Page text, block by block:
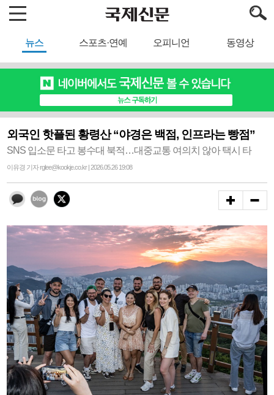
뉴스 스포츠·연예 오피니언 동영상
외국인 핫플된 황령산 “야경은 백점, 인프라는 빵점”
SNS 입소문 타고 봉수대 북적…대중교통 여의치 않아 택시 타
이유경 기자 rglee@kookje.co.kr | 2026.05.26 19:08